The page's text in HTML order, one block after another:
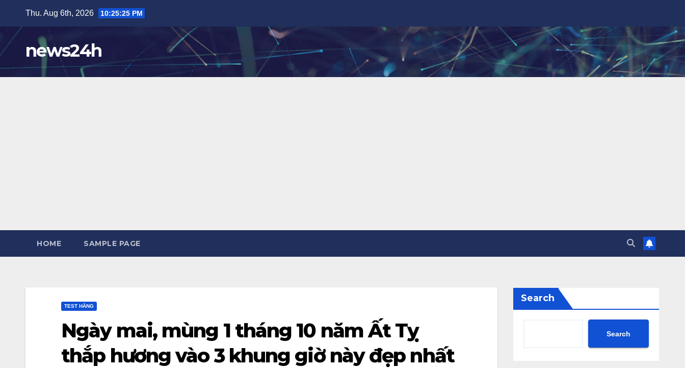
content
Thu. Aug 6th, 2026 10:25:26 PM
news24h
HOME SAMPLE PAGE
TEST HẰNG
Ngày mai, mùng 1 tháng 10 năm Ất Tỵ
thắp hương vào 3 khung giờ này đẹp nhất
Search
Search